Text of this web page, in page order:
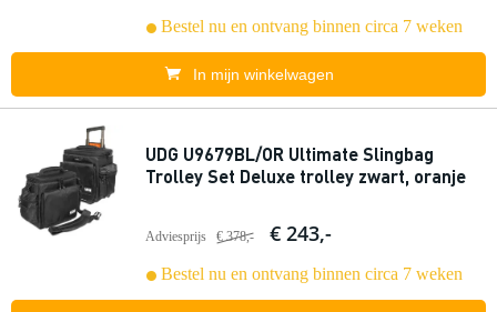
Bestel nu en ontvang binnen circa 7 weken
In mijn winkelwagen
UDG U9679BL/OR Ultimate Slingbag
Trolley Set Deluxe trolley zwart, oranje
Adviesprijs € 378,- € 243,-
Bestel nu en ontvang binnen circa 7 weken